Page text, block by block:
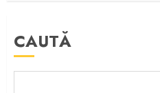
CAUTĂ